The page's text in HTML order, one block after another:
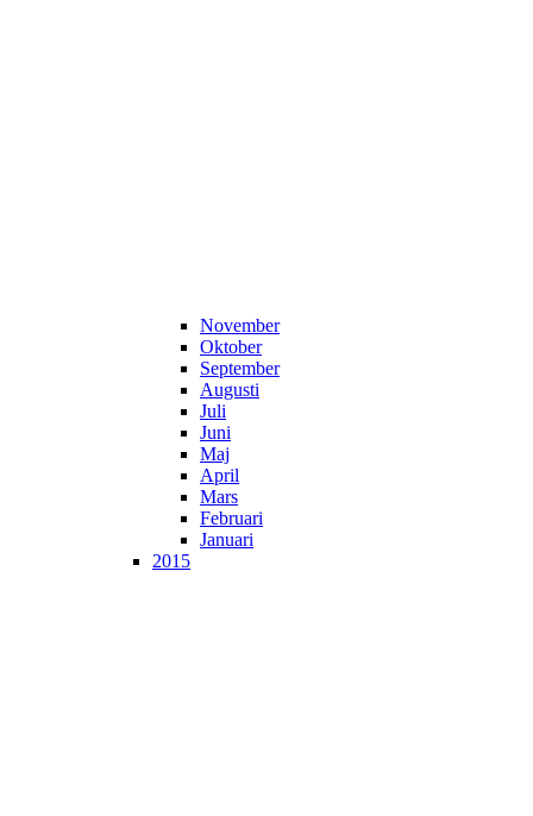
November
Oktober
September
Augusti
Juli
Juni
Maj
April
Mars
Februari
Januari
2015